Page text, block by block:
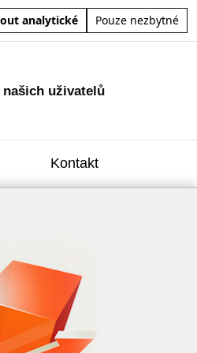
analytické Pouze nezbytné
uživatelů
Kontakt